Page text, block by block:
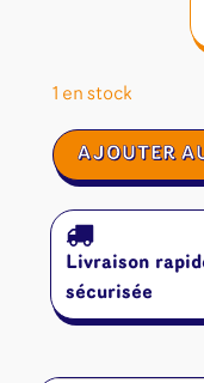
1 en stock
quantité
de
à
Arkham
Profondeurs
Insondables
AJOUTER
Livraison
sécurisée